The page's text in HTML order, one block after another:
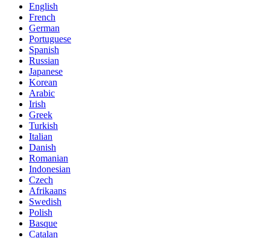
English
French
German
Portuguese
Spanish
Russian
Japanese
Korean
Arabic
Irish
Greek
Turkish
Italian
Danish
Romanian
Indonesian
Czech
Afrikaans
Swedish
Polish
Basque
Catalan